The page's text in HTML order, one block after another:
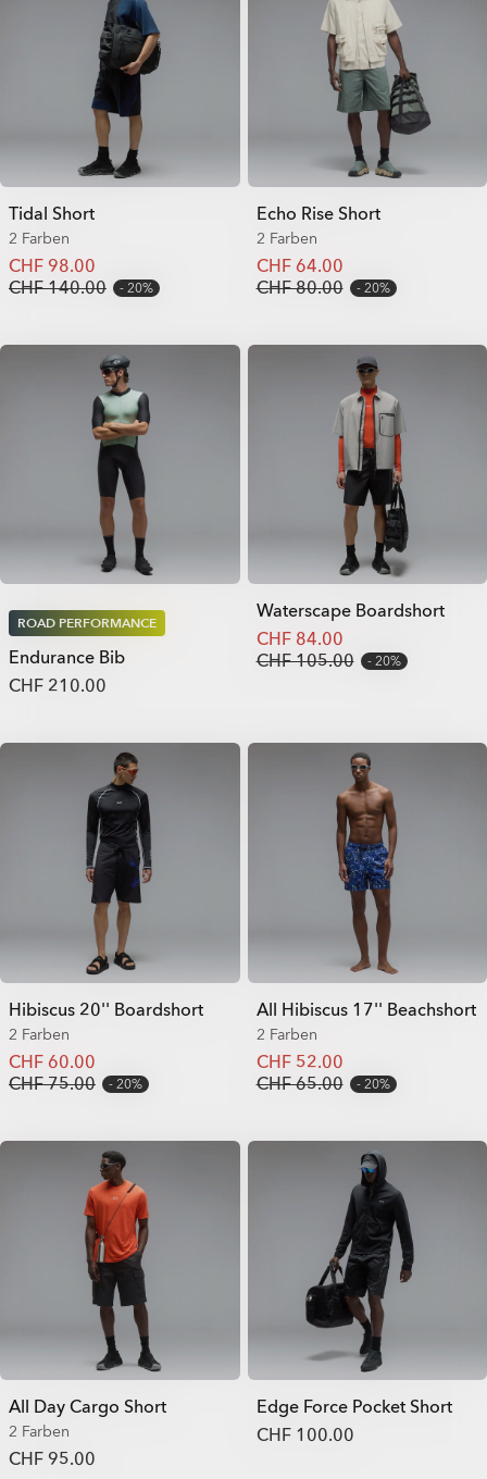
Tidal Short
2 Farben
CHF 98.00
CHF 140.00
20%
Echo Rise Short
2 Farben
CHF 64.00
CHF 80.00
20%
ROAD PERFORMANCE
Endurance Bib
CHF 210.00
Waterscape Boardshort
CHF 84.00
CHF 105.00
20%
Hibiscus 20'' Boardshort
2 Farben
CHF 60.00
CHF 75.00
20%
All Hibiscus 17'' Beachshort
2 Farben
CHF 52.00
CHF 65.00
20%
All Day Cargo Short
2 Farben
CHF 95.00
Edge Force Pocket Short
CHF 100.00